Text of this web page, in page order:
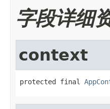
字段详细
context
protected final